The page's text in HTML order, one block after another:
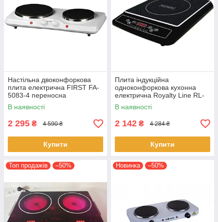
Настільна двоконфоркова
плита електрична FIRST FA-
5083-4 переносна
електроплита
В наявності
2 295 ₴ 4 590 ₴
Купити
Плита індукційна
одноконфоркова кухонна
електрична Royalty Line RL-
EIP 2000.1 настільна
В наявності
2 142 ₴ 4 284 ₴
Купити
Топ продажів –50% Новинка –50%